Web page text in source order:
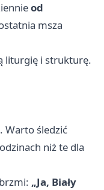
od
msza
liturgię i strukturę.
Warto śledzić
niż te dla
„Ja, Biały